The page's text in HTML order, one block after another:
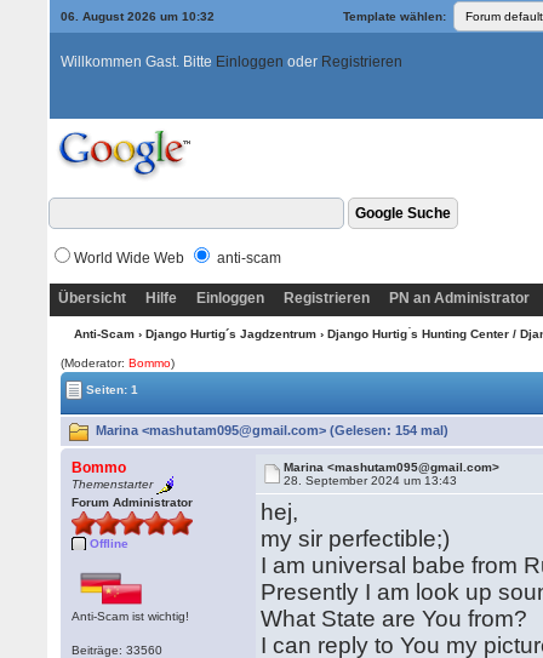
06. August 2026 um 10:32 Template wählen:
Willkommen Gast. Bitte Einloggen oder Registrieren
World Wide Web anti-scam
Übersicht Hilfe Einloggen Registrieren PN an Administrator
Anti-Scam› Django Hurtig´s Jagdzentrum› Django Hurtig ́s Hunting Center /
(Moderator:Bommo)
Seiten: 1
Marina <mashutam095@gmail.com> (Gelesen: 154 mal)
Bommo
Themenstarter
Forum Administrator
Offline
Anti-Scam ist wichtig!
Beiträge: 33560
Marina <mashutam095@gmail.com>
28. September 2024 um 13:43
hej,
my sir perfectible;)
I am universal babe from
Presently I am look up
What State are You from?
I can reply to You my